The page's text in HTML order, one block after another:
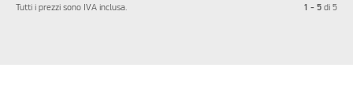
Tutti i prezzi sono IVA inclusa. 1 - 5 di5